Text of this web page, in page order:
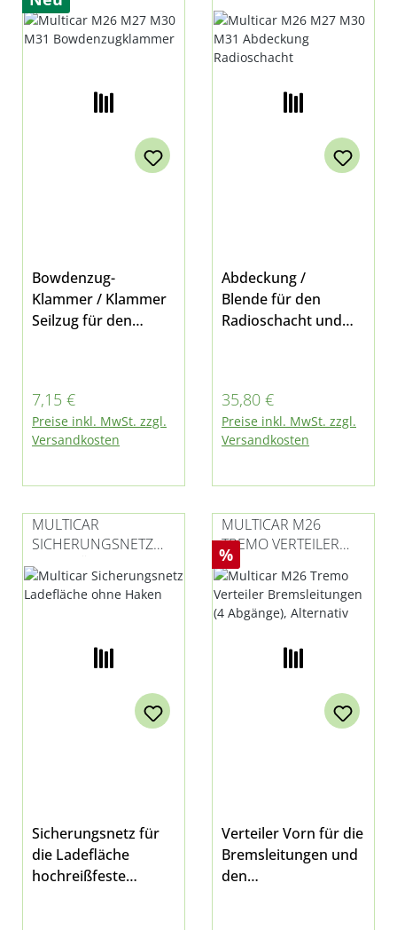
BOWDENZUGKLAMM
ER
Bowdenzug-
Klammer / Klammer
Seilzug für den
Klimaanlage originale
s Ersatzteil passend
für Multicar M26 -
M30 E5 und M31 E5
Regulärer Preis:
7,15 €
Preise inkl. MwSt. zzgl.
Versandkosten
ABDECKUNG
RADIOSCHACHT
Abdeckung /
Blende für den
Radioschacht und
M26.2, M26.4, M26.4,
M26.5, M26.7, M27,
Fumo M30 E3/E4/E5
Regulärer Preis:
35,80 €
Preise inkl. MwSt. zzgl.
Versandkosten
MULTICAR
SICHERUNGSNETZ
LADEFLÄCHE OHNE
HAKEN
Sicherungsnetz für
die Ladefläche
hochreißfeste
Rabatt
%
MULTICAR M26
TREMO VERTEILER
BREMSLEITUNGEN (4
ABGÄNGE),
ALTERNATIV
Verteiler Vorn für die
Bremsleitungen und
den